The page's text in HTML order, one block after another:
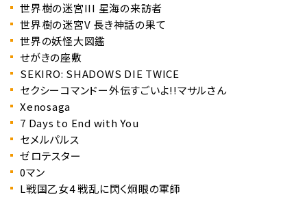
世界樹の迷宮III 星海の来訪者
世界樹の迷宮V 長き神話の果て
世界の妖怪大図鑑
せがきの座敷
SEKIRO: SHADOWS DIE TWICE
セクシーコマンドー外伝すごいよ!!マサルさん
Xenosaga
7 Days to End with You
セメルパルス
ゼロテスター
0マン
L戦国乙女4 戦乱に閃く炯眼の軍師